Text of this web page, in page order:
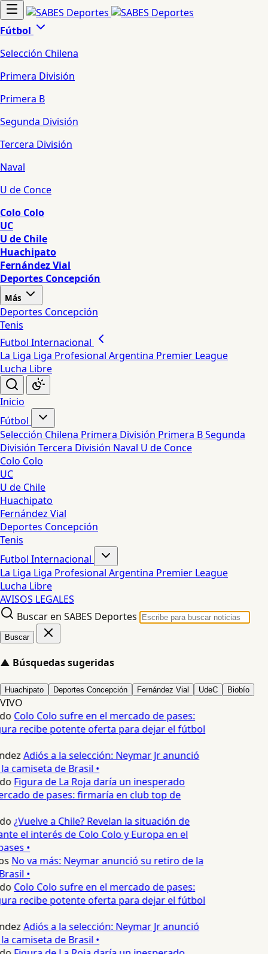
Fútbol
Selección Chilena
Primera División
Primera B
Segunda División
Tercera División
Naval
U de Conce
Colo Colo
UC
U de Chile
Huachipato
Fernández Vial
Deportes Concepción
Más
Deportes Concepción
Tenis
Futbol Internacional
La Liga Liga Profesional Argentina Premier League
Lucha Libre
Inicio
Fútbol
Selección Chilena Primera División Primera BSegunda
División Tercera División Naval U de Conce
Colo Colo
UC
U de Chile
Huachipato
Fernández Vial
Deportes Concepción
Tenis
Futbol Internacional
La Liga Liga Profesional Argentina Premier League
Lucha Libre
AVISOS LEGALES
Buscar en SABES Deportes
Buscar
▲ Búsquedas sugeridas
Huachipato Deportes Concepción Fernández Vial UdeC Biobío
VIVO
Colo Colo sufre en el mercado de pases:
recibe potente oferta para dejar el fútbol
Adiós a la selección: Neymar Jr anunció
camiseta de Brasil •
Figura de La Roja daría un inesperado
de pases: firmaría en club top de
¿Vuelve a Chile? Revelan la situación de
el interés de Colo Colo y Europa en el
•
No va más: Neymar anunció su retiro de la
•
Colo Colo sufre en el mercado de pases:
recibe potente oferta para dejar el fútbol
Adiós a la selección: Neymar Jr anunció
camiseta de Brasil •